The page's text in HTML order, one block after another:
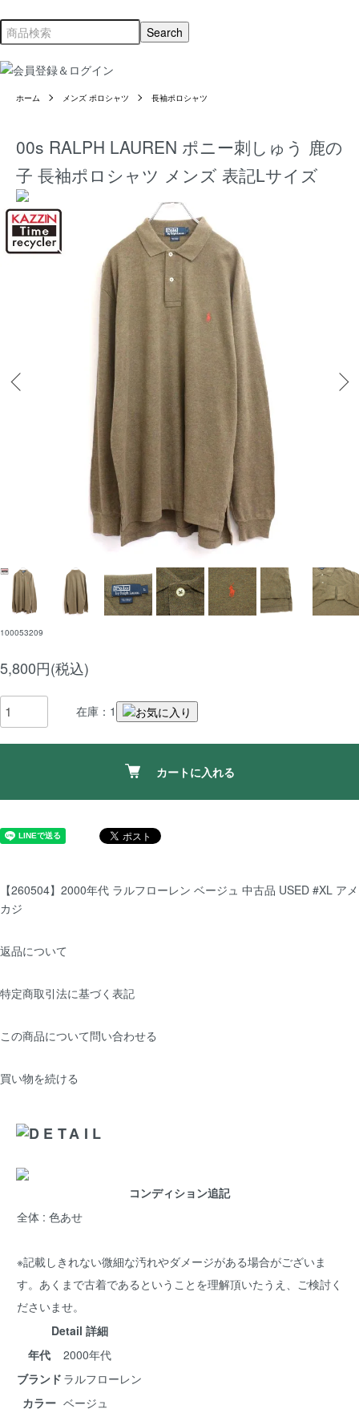
ホーム メンズ ポロシャツ 長袖ポロシャツ
00s RALPH LAUREN ポニー刺しゅう 鹿の
子 長袖ポロシャツ メンズ 表記Lサイズ
100053209
5,800円(税込)
在庫：1
カートに入れる
【260504】2000年代 ラルフローレン ベージュ 中古品 USED #XL アメ
カジ
返品について
特定商取引法に基づく表記
この商品について問い合わせる
買い物を続ける
コンディション追記
全体 : 色あせ
※記載しきれない微細な汚れやダメージがある場合がございま
す。あくまで古着であるということを理解頂いたうえ、ご検討く
ださいませ。
Detail 詳細
年代
2000年代
ブランド ラルフローレン
カラー ベージュ